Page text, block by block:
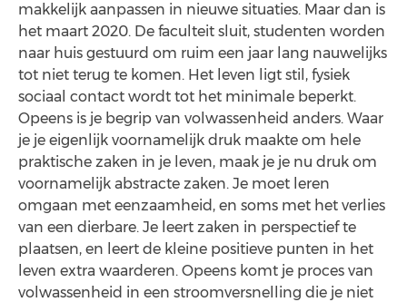
makkelijk aanpassen in nieuwe situaties. Maar dan is
het maart 2020. De faculteit sluit, studenten worden
naar huis gestuurd om ruim een jaar lang nauwelijks
tot niet terug te komen. Het leven ligt stil, fysiek
sociaal contact wordt tot het minimale beperkt.
Opeens is je begrip van volwassenheid anders. Waar
je je eigenlijk voornamelijk druk maakte om hele
praktische zaken in je leven, maak je je nu druk om
voornamelijk abstracte zaken. Je moet leren
omgaan met eenzaamheid, en soms met het verlies
van een dierbare. Je leert zaken in perspectief te
plaatsen, en leert de kleine positieve punten in het
leven extra waarderen. Opeens komt je proces van
volwassenheid in een stroomversnelling die je niet